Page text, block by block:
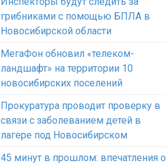
грибниками с помощью БПЛА в
Новосибирской области
МегаФон обновил «телеком-
ландшафт» на территории 10
новосибирских поселений
Прокуратура проводит проверку в
связи с заболеванием детей в
лагере под Новосибирском
45 минут в прошлом: впечатления о